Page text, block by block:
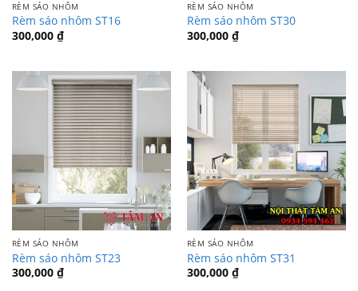
RÈM SÁO NHÔM
Rèm sáo nhôm ST16
300,000 ₫
RÈM SÁO NHÔM
Rèm sáo nhôm ST30
300,000 ₫
RÈM SÁO NHÔM
Rèm sáo nhôm ST23
300,000 ₫
RÈM SÁO NHÔM
Rèm sáo nhôm ST31
300,000 ₫